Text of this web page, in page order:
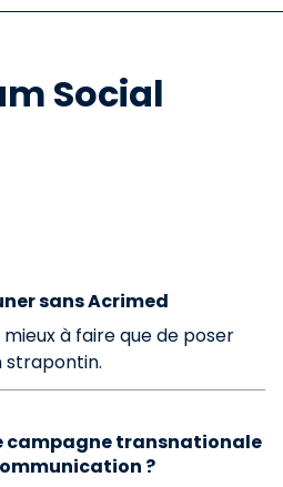
revue
Social
sans Acrimed
à faire que de poser
strapontin.
campagne transnationale
?